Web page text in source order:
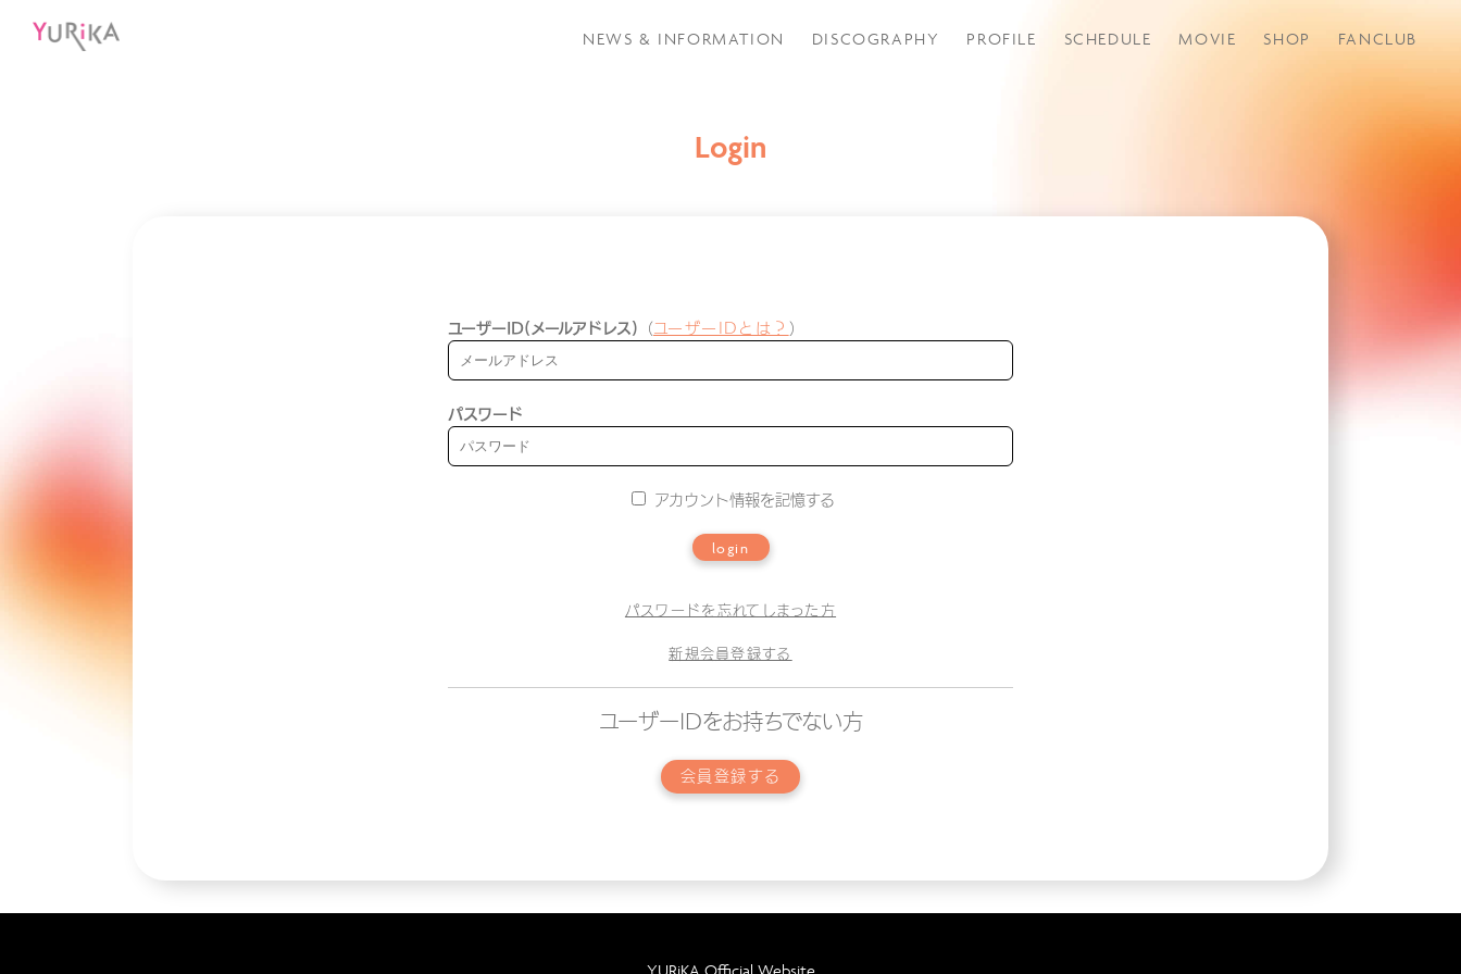
NEWS & INFORMATION DISCOGRAPHY PROFILE SCHEDULE MOVIE SHOP FANCLUB
Login
ユーザーID(メールアドレス) （ ユーザーIDとは？ ）
パスワード
アカウント情報を記憶する
login
パスワードを忘れてしまった方
新規会員登録する
ユーザーIDをお持ちでない方
会員登録する
YURiKA Official Website